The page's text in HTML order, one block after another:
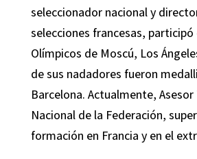
seleccionador nacional y
selecciones francesas,
Olímpicos de Moscú, Los
de sus nadadores fueron
Barcelona. Actualmente, Asesor
Nacional de la Federación,
formación en Francia y en el